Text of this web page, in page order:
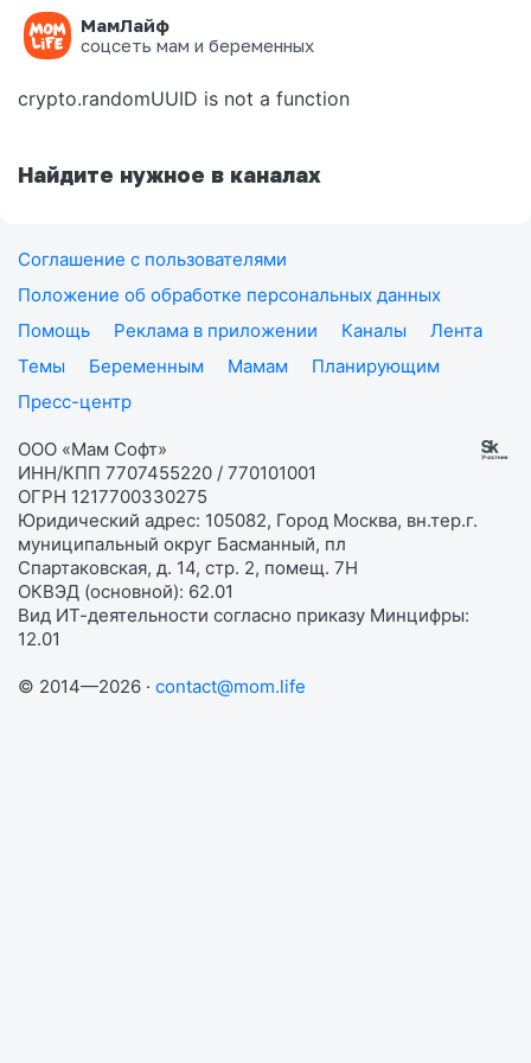
МамЛайф
соцсеть мам и беременных
Ошибка на странице
crypto.randomUUID is not a function
Найдите нужное в каналах
Соглашение с пользователями
Положение об обработке персональных данных
Помощь
Реклама в приложении Каналы
Лента
Темы
Беременным Мамам
Планирующим
Пресс-центр
ООО «Мам Софт»
ИНН/КПП 7707455220 / 770101001
ОГРН 1217700330275
Юридический адрес: 105082, Город Москва, вн.тер.г.
муниципальный округ Басманный, пл
Спартаковская, д. 14, стр. 2, помещ. 7Н
ОКВЭД (основной): 62.01
Вид ИТ-деятельности согласно приказу Минцифры:
12.01
© 2014—2026 · contact@mom.life